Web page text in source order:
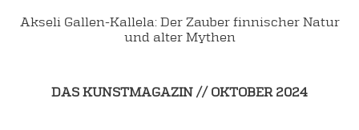
Akseli Gallen-Kallela: Der Zauber finnischer Natur
und alter Mythen
DAS KUNSTMAGAZIN // OKTOBER 2024